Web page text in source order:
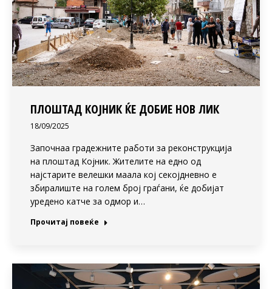
ПЛОШТАД КОЈНИК ЌЕ ДОБИЕ НОВ ЛИК
18/09/2025
Започнаа градежните работи за реконструкција
на плоштад Којник. Жителите на едно од
најстарите велешки маала кој секојдневно е
збиралиште на голем број граѓани, ќе добијат
уредено катче за одмор и…
Прочитај повеќе